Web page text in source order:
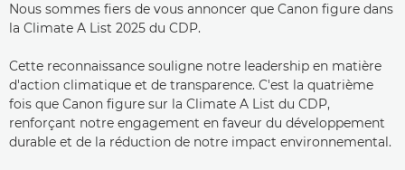
Nous sommes fiers de vous annoncer que Canon figure dans
la Climate A List 2025 du CDP.
Cette reconnaissance souligne notre leadership en matière
d'action climatique et de transparence. C'est la quatrième
fois que Canon figure sur la Climate A List du CDP,
renforçant notre engagement en faveur du développement
durable et de la réduction de notre impact environnemental.